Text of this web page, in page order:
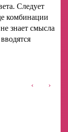
Следует
комбинации
знает смысла
‹ ›